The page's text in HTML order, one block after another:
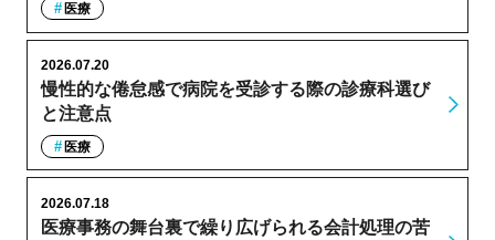
医療
慢性的な倦怠感で病院を受診する際の診療科選び
と注意点
2026.07.20
医療
医療事務の舞台裏で繰り広げられる会計処理の苦
2026.07.18